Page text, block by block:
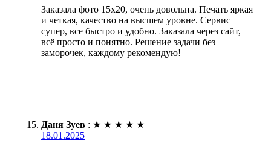
Заказала фото 15х20, очень довольна. Печать яркая
и четкая, качество на высшем уровне. Сервис
супер, все быстро и удобно. Заказала через сайт,
всё просто и понятно. Решение задачи без
заморочек, каждому рекомендую!
Даня Зуев : ★ ★ ★ ★ ★
18.01.2025